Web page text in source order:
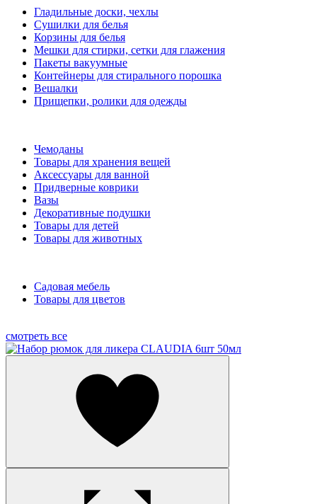
Гладильные доски, чехлы
Сушилки для белья
Корзины для белья
Мешки для стирки, сетки для глажения
Пакеты вакуумные
Контейнеры для стирального порошка
Вешалки
Прищепки, ролики для одежды
Чемоданы
Товары для хранения вещей
Аксессуары для ванной
Придверные коврики
Вазы
Декоративные подушки
Товары для детей
Товары для животных
Садовая мебель
Товары для цветов
смотреть все